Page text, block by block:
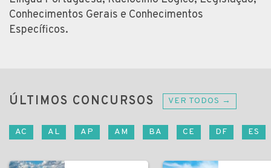
Conhecimentos Gerais e Conhecimentos
Específicos.
ÚLTIMOS CONCURSOS VER TODOS →
AC AL AP AM BA CE DF ES